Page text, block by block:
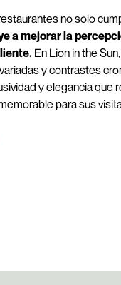
no solo
a mejorar la
En Lion in the
y contrastes
y elegancia que
para sus